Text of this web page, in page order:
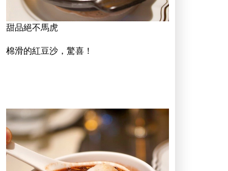
甜品絕不馬虎
棉滑的紅豆沙，驚喜！